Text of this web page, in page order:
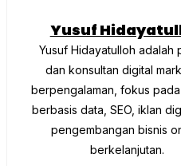
Yusuf
Yusuf Hidayatulloh adalah
dan konsultan digital
berpengalaman, fokus
berbasis data, SEO, iklan
pengembangan bisnis
berkelanjutan.